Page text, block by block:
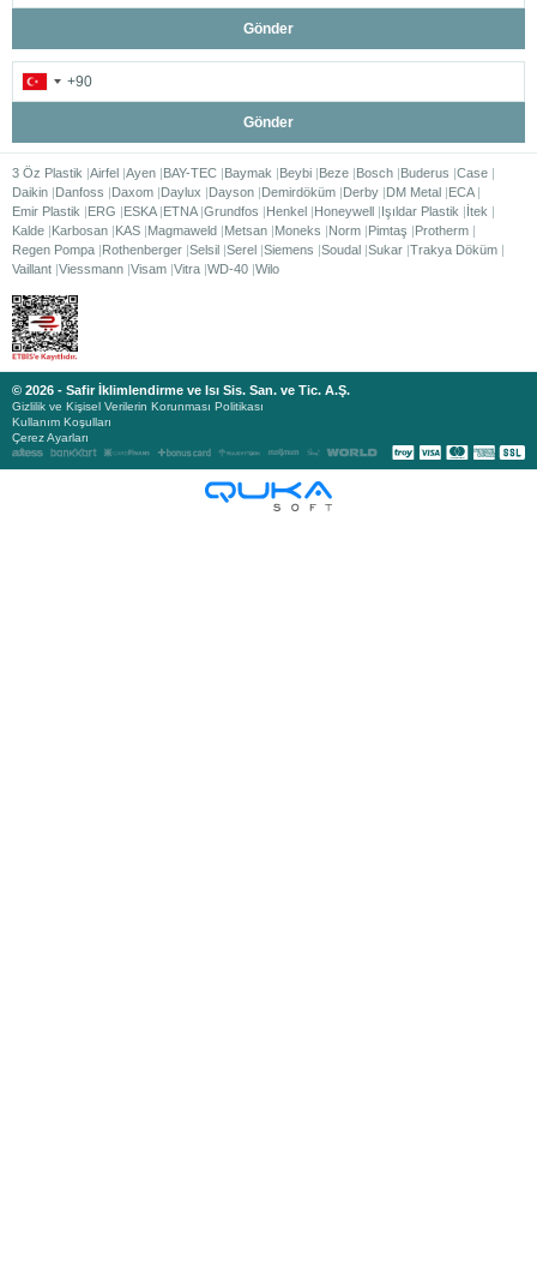
Gönder
Gönder
3 Öz Plastik Airfel Ayen BAY-TEC Baymak Beybi Beze Bosch Buderus Case
Daikin Danfoss Daxom Daylux Dayson Demirdöküm Derby DM Metal ECA
Emir Plastik
ERG ESKA ETNA Grundfos Henkel Honeywell Işıldar Plastik
İtek
Kalde Karbosan KAS Magmaweld Metsan Moneks Norm Pimtaş
Protherm
Regen Pompa Rothenberger Selsil Serel Siemens Soudal Sukar Trakya Döküm
Vaillant Viessmann Visam Vitra WD-40 Wilo
© 2026 - Safir İklimlendirme ve Isı Sis. San. ve Tic. A.Ş.
Gizlilik ve Kişisel Verilerin Korunması Politikası
Kullanım Koşulları
Çerez Ayarları